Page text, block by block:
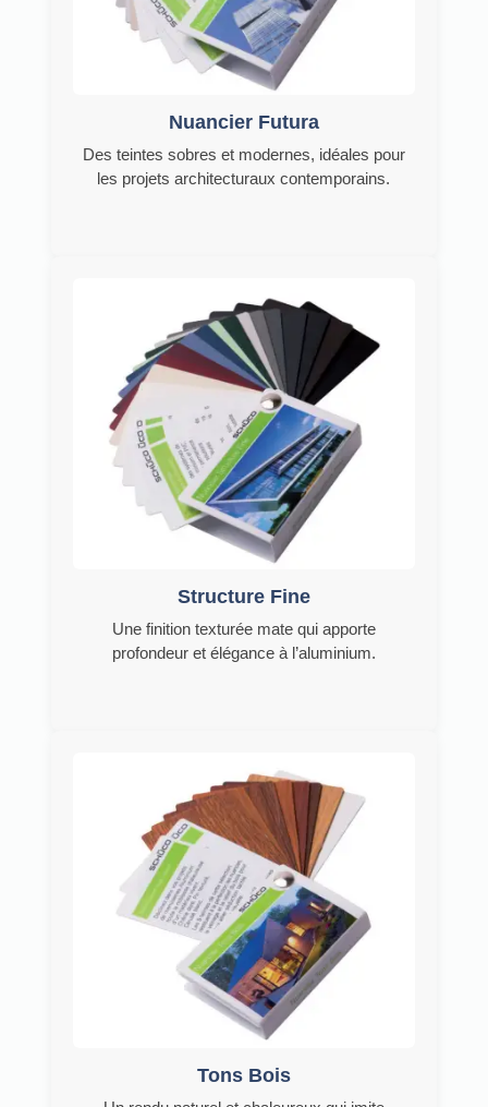
Nuancier Futura
Des teintes sobres et modernes, idéales pour
les projets architecturaux contemporains.
Structure Fine
Une finition texturée mate qui apporte
profondeur et élégance à l’aluminium.
Tons Bois